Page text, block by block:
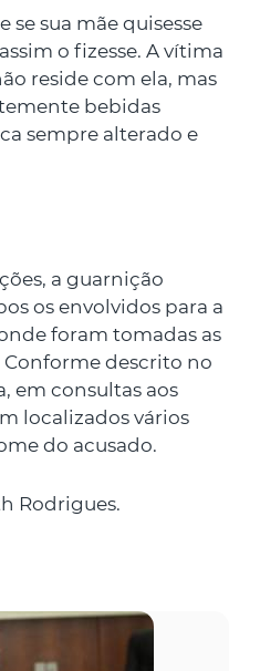
se sua mãe quisesse
o fizesse. A vítima
reside com ela, mas
bebidas
sempre alterado e
a guarnição
os envolvidos para a
foram tomadas as
descrito no
em consultas aos
localizados vários
do acusado.
Rodrigues.